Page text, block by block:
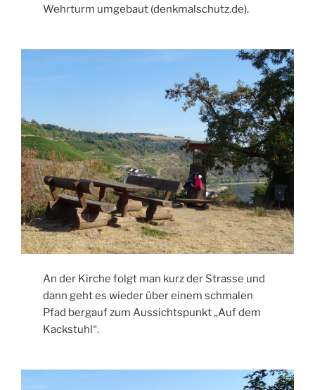
Wehrturm umgebaut (denkmalschutz.de).
An der Kirche folgt man kurz der Strasse und
dann geht es wieder über einem schmalen
Pfad bergauf zum Aussichtspunkt „Auf dem
Kackstuhl“.